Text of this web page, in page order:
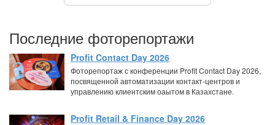
Последние фоторепортажи
Profit Contact Day 2026
Фоторепортаж с конференции Profit Contact Day 2026,
посвященной автоматизации контакт-центров и
управлению клиентским оаытом в Казахстане.
Profit Retail & Finance Day 2026